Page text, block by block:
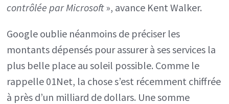
contrôlée par Microsoft», avance Kent Walker.
Google oublie néanmoins de préciser les
montants dépensés pour assurer à ses services la
plus belle place au soleil possible. Comme le
rappelle 01Net, la chose s’est récemment chiffrée
à près d’un milliard de dollars. Une somme